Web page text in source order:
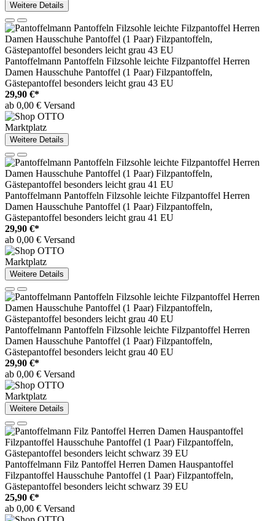
Weitere Details
Pantoffelmann Pantoffeln Filzsohle leichte Filzpantoffel Herren
Damen Hausschuhe Pantoffel (1 Paar) Filzpantoffeln,
Gästepantoffel besonders leicht grau 43 EU
29,90 €*
ab 0,00 € Versand
Marktplatz
Weitere Details
Pantoffelmann Pantoffeln Filzsohle leichte Filzpantoffel Herren
Damen Hausschuhe Pantoffel (1 Paar) Filzpantoffeln,
Gästepantoffel besonders leicht grau 41 EU
29,90 €*
ab 0,00 € Versand
Marktplatz
Weitere Details
Pantoffelmann Pantoffeln Filzsohle leichte Filzpantoffel Herren
Damen Hausschuhe Pantoffel (1 Paar) Filzpantoffeln,
Gästepantoffel besonders leicht grau 40 EU
29,90 €*
ab 0,00 € Versand
Marktplatz
Weitere Details
Pantoffelmann Filz Pantoffel Herren Damen Hauspantoffel
Filzpantoffel Hausschuhe Pantoffel (1 Paar) Filzpantoffeln,
Gästepantoffel besonders leicht schwarz 39 EU
25,90 €*
ab 0,00 € Versand